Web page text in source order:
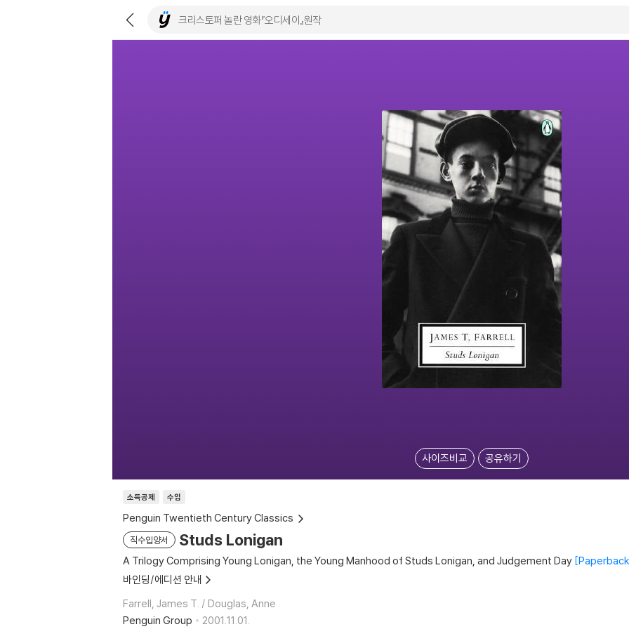
사이즈비교 공유하기
소득공제 수입
Penguin Twentieth Century Classics
직수입양서 Studs Lonigan
A Trilogy Comprising Young Lonigan, the Young Manhood of Studs Lonigan, and Judgement Day Paperback
바인딩/에디션 안내
Farrell, James T. / Douglas, Anne
Penguin Group
2001.11.01.